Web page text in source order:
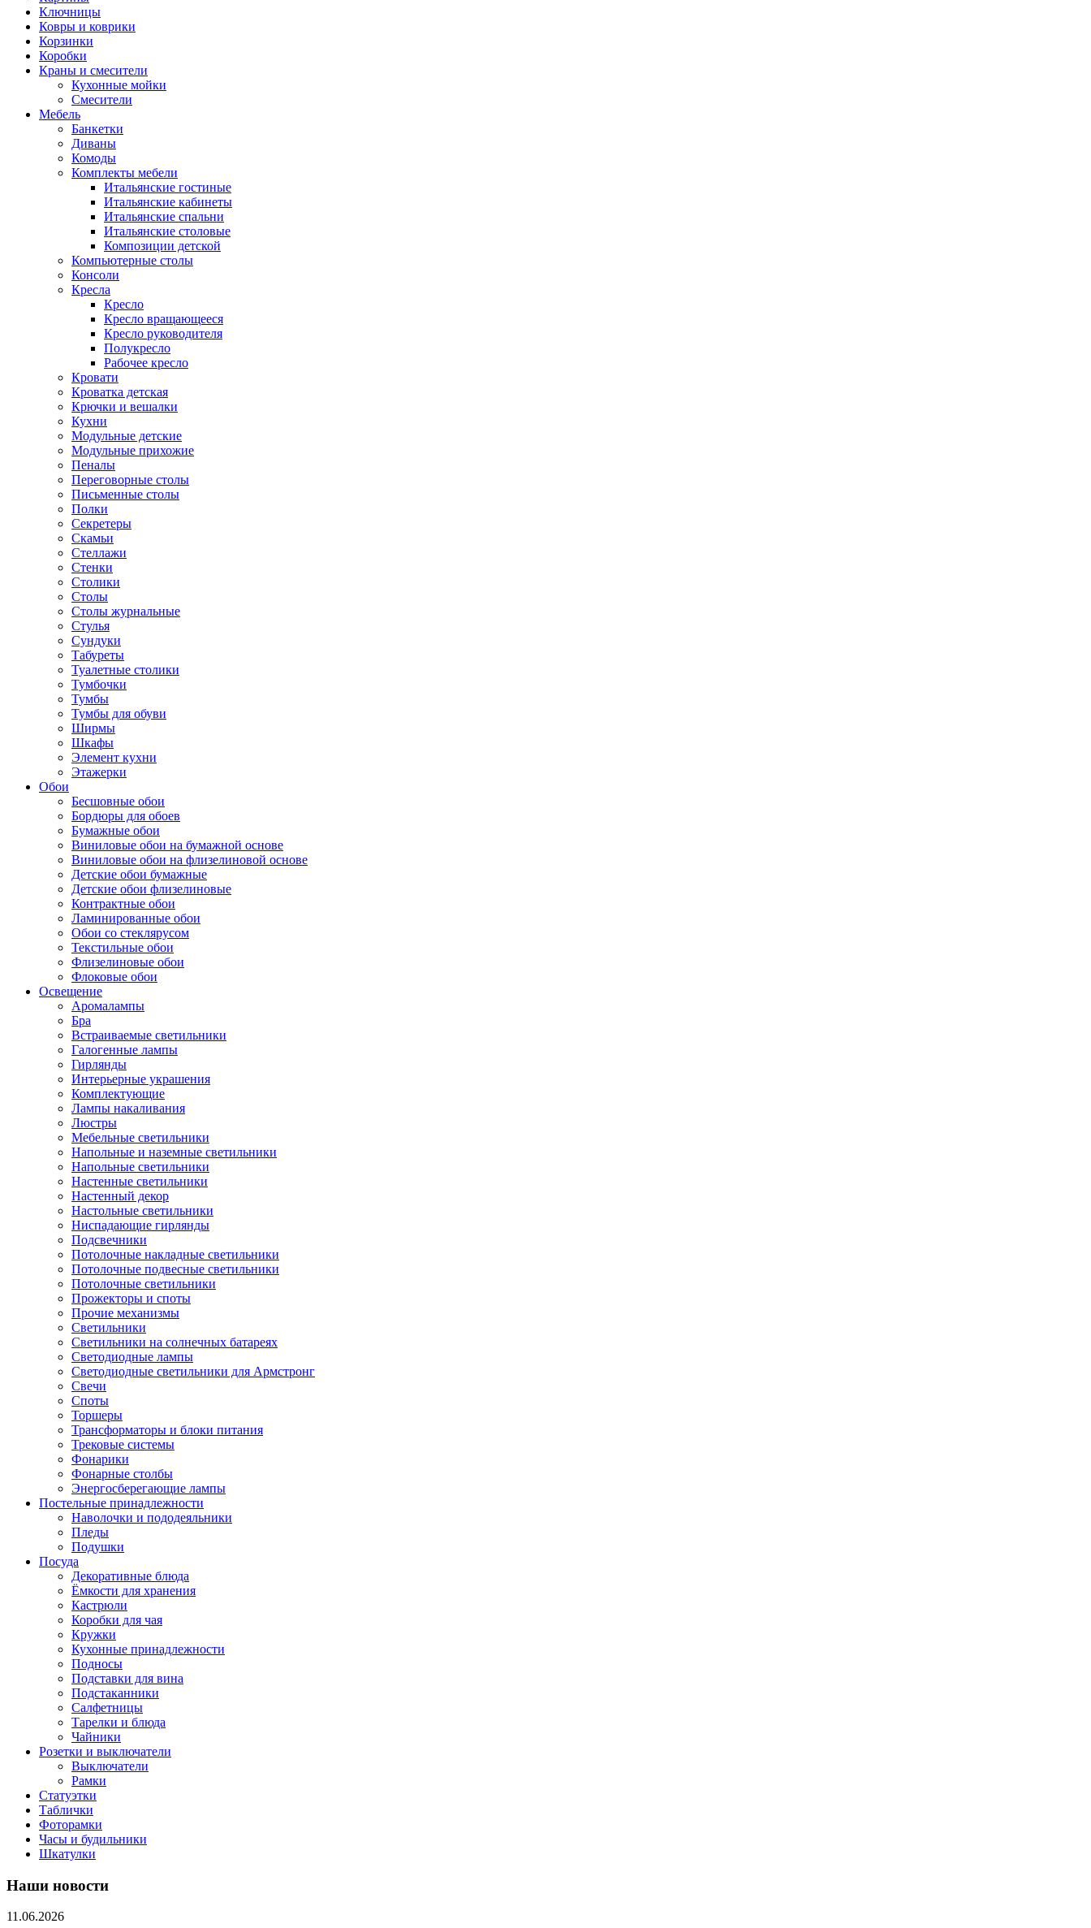
Ключницы
Ковры и коврики
Корзинки
Коробки
Краны и смесители
Кухонные мойки
Смесители
Мебель
Банкетки
Диваны
Комоды
Комплекты мебели
Итальянские гостиные
Итальянские кабинеты
Итальянские спальни
Итальянские столовые
Композиции детской
Компьютерные столы
Консоли
Кресла
Кресло
Кресло вращающееся
Кресло руководителя
Полукресло
Рабочее кресло
Кровати
Кроватка детская
Крючки и вешалки
Кухни
Модульные детские
Модульные прихожие
Пеналы
Переговорные столы
Письменные столы
Полки
Секретеры
Скамьи
Стеллажи
Стенки
Столики
Столы
Столы журнальные
Стулья
Сундуки
Табуреты
Туалетные столики
Тумбочки
Тумбы
Тумбы для обуви
Ширмы
Шкафы
Элемент кухни
Этажерки
Обои
Бесшовные обои
Бордюры для обоев
Бумажные обои
Виниловые обои на бумажной основе
Виниловые обои на флизелиновой основе
Детские обои бумажные
Детские обои флизелиновые
Контрактные обои
Ламинированные обои
Обои со стеклярусом
Текстильные обои
Флизелиновые обои
Флоковые обои
Освещение
Аромалампы
Бра
Встраиваемые светильники
Галогенные лампы
Гирлянды
Интерьерные украшения
Комплектующие
Лампы накаливания
Люстры
Мебельные светильники
Напольные и наземные светильники
Напольные светильники
Настенные светильники
Настенный декор
Настольные светильники
Ниспадающие гирлянды
Подсвечники
Потолочные накладные светильники
Потолочные подвесные светильники
Потолочные светильники
Прожекторы и споты
Прочие механизмы
Светильники
Светильники на солнечных батареях
Светодиодные лампы
Светодиодные светильники для Армстронг
Свечи
Споты
Торшеры
Трансформаторы и блоки питания
Трековые системы
Фонарики
Фонарные столбы
Энергосберегающие лампы
Постельные принадлежности
Наволочки и пододеяльники
Пледы
Подушки
Посуда
Декоративные блюда
Ёмкости для хранения
Кастрюли
Коробки для чая
Кружки
Кухонные принадлежности
Подносы
Подставки для вина
Подстаканники
Салфетницы
Тарелки и блюда
Чайники
Розетки и выключатели
Выключатели
Рамки
Статуэтки
Таблички
Фоторамки
Часы и будильники
Шкатулки
Наши новости
11.06.2026